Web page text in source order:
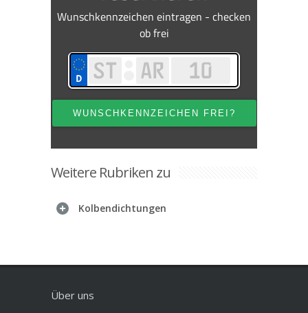
Weitere Rubriken zu
Kolbendichtungen
Über uns